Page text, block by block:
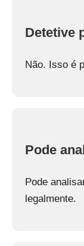
Detetive
Não. Isso é
Pode
Pode
legalmente.